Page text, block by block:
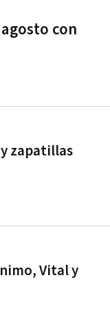
con
zapatillas
Vital y